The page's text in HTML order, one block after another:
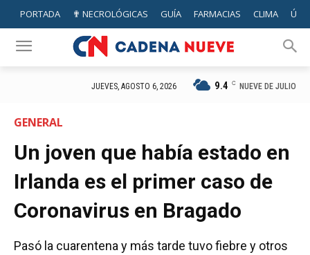
PORTADA ✟ NECROLÓGICAS GUÍA FARMACIAS CLIMA
JUEVES, AGOSTO 6, 2026 9.4 C NUEVE DE JULIO
GENERAL
Un joven que había estado en
Irlanda es el primer caso de
Coronavirus en Bragado
Pasó la cuarentena y más tarde tuvo fiebre y otros